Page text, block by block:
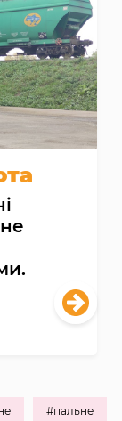
#пальне